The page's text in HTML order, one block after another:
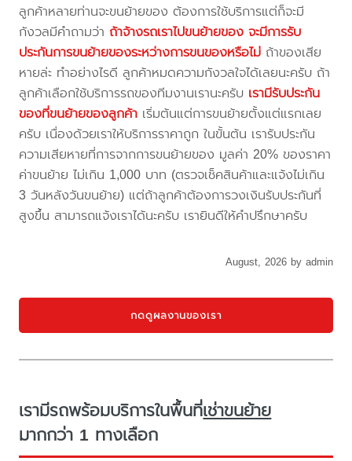
ลูกค้าหลายท่านจะขนย้ายของ ต้องการใช้บริการแต่ก็จะมี
กังวลมีคำถามว่า ถ้าจ้างรถเราไปขนย้ายของ จะมีการรับ
ประกันการขนย้ายของระหว่างการขนของหรือไม่ ถ้าของเสีย
หายล่ะ ทำอย่างไรดี ลูกค้าหมดความกังวลใจได้เลยนะครับ ถ้า
ลูกค้าเลือกใช้บริการรถของทีมงานเรานะครับ เรามีรับประกัน
ของที่ขนย้ายของลูกค้า เริ่มต้นแต่การขนย้ายตั้งแต่แรกเลย
ครับ เนื่องด้วยเราให้บริการราคาถูก ในขั้นต้น เรารับประกัน
ความเสียหายที่การจากการขนย้ายของ มูลค่า 20% ของราคา
ค่าขนย้าย ไม่เกิน 1,000 บาท (ตรวจเช็คสินค้าและแจ้งไม่เกิน
3 วันหลังวันขนย้าย) แต่ถ้าลูกค้าต้องการวงเงินรับประกันที่
สูงขึ้น สามารถแจ้งเราได้นะครับ เรายินดีให้คำปรึกษาครับ
August, 2026 by admin
กดดูผลงานของเรา
เรามีรถพร้อมบริการในพื้นที่เช่าขนย้าย
มากกว่า 1 ทางเลือก